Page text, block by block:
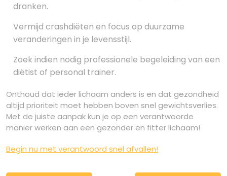
dranken.
Vermijd crashdiëten en focus op duurzame
veranderingen in je levensstijl.
Zoek indien nodig professionele begeleiding van een
diëtist of personal trainer.
Onthoud dat ieder lichaam anders is en dat gezondheid
altijd prioriteit moet hebben boven snel gewichtsverlies.
Met de juiste aanpak kun je op een verantwoorde
manier werken aan een gezonder en fitter lichaam!
Begin nu met verantwoord snel afvallen!
Berichtnavigatie